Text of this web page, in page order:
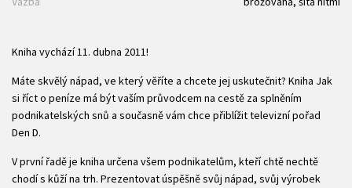
Kniha vychází 11. dubna 2011!
Máte skvělý nápad, ve který věříte a chcete jej uskutečnit? Kniha Jak
si říct o peníze má být vaším průvodcem na cestě za splněním
podnikatelských snů a současně vám chce přiblížit televizní pořad
Den D.
V první řadě je kniha určena všem podnikatelům, kteří chtě nechtě
chodí s kůží na trh. Prezentovat úspěšně svůj nápad, svůj výrobek